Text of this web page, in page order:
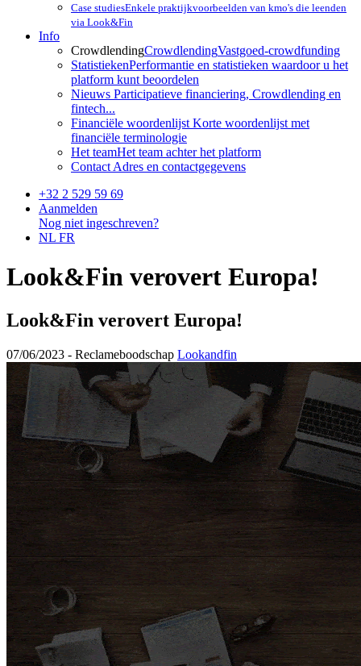
Case studiesEnkele praktijkvoorbeelden van kmo's die leenden
via Look&Fin
Info
CrowdlendingCrowdlendingVastgoed-crowdfunding
StatistiekenPerformantie en statistieken waardoor u het
platform kunt beoordelen
Nieuws Participatieve financiering, Crowdlending en
fintech...
Financiële woordenlijst Korte woordenlijst met
financiële terminologie
Het teamHet team achter het platform
Contact Adres en contactgegevens
+32 2 529 59 69
Aanmelden
Nog niet ingeschreven?
NL FR
Look&Fin verovert Europa!
Look&Fin verovert Europa!
07/06/2023 - Reclameboodschap Lookandfin